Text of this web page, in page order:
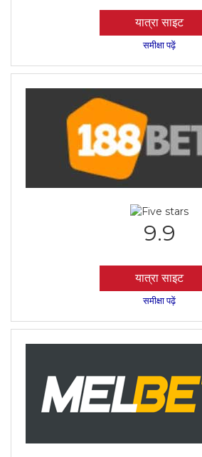
यात्रा साइट
समीक्षा पढ़ें
9.9
यात्रा साइट
समीक्षा पढ़ें